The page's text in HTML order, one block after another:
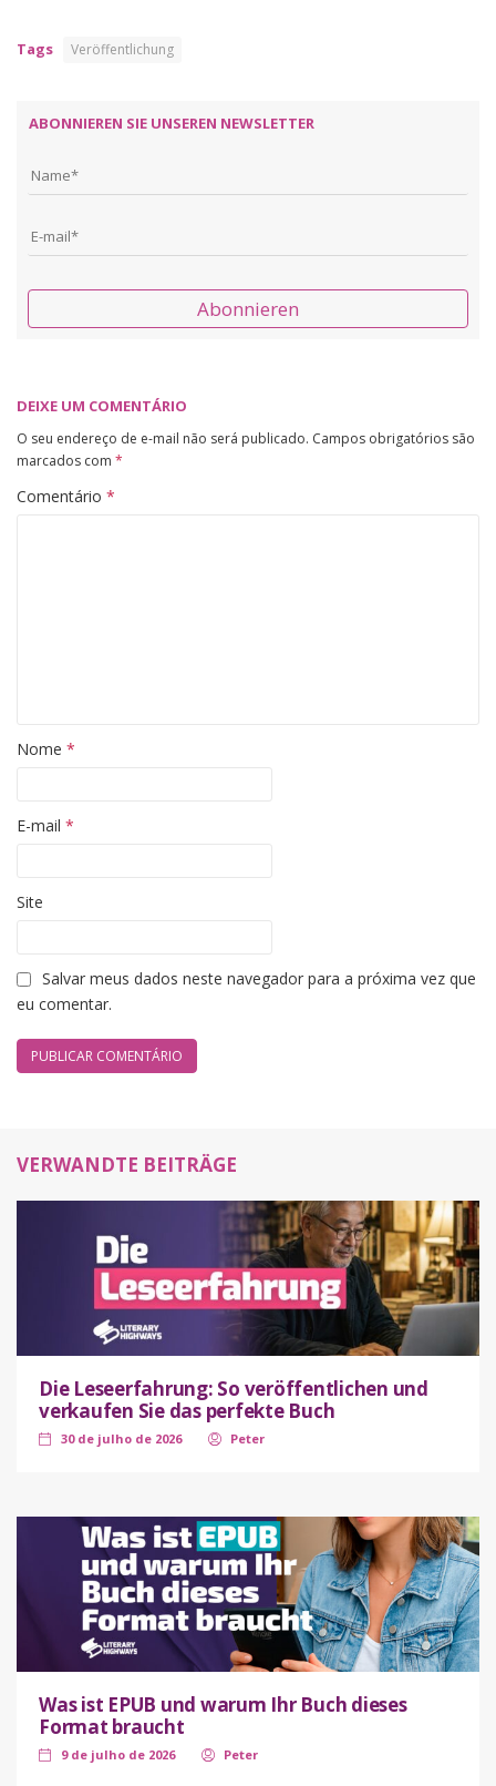
Tags Veröffentlichung
ABONNIEREN SIE UNSEREN NEWSLETTER
Abonnieren
DEIXE UM COMENTÁRIO
O seu endereço de e-mail não será publicado. Campos obrigatórios são
marcados com *
Comentário *
Nome *
E-mail *
Site
Salvar meus dados neste navegador para a próxima vez que
eu comentar.
VERWANDTE BEITRÄGE
Die Leseerfahrung: So veröffentlichen und
verkaufen Sie das perfekte Buch
30 de julho de 2026 Peter
Was ist EPUB und warum Ihr Buch dieses
Format braucht
9 de julho de 2026 Peter